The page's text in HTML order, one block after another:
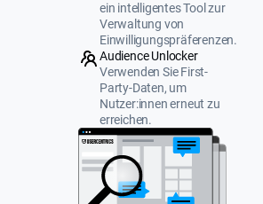
ein intelligentes Tool zur
Verwaltung von
Einwilligungspräferenzen.
Audience Unlocker
Verwenden Sie First-
Party-Daten, um
Nutzer:innen erneut zu
erreichen.